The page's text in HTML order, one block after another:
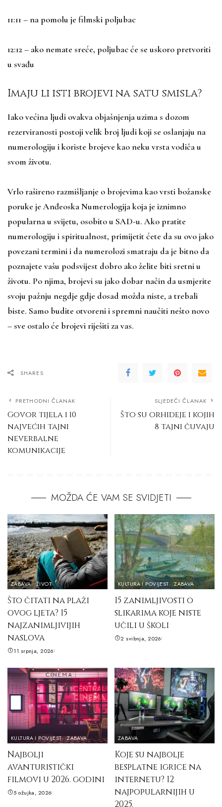
11:11 – na pomolu je filmski poljubac
12:12 – ako nemate sreće, poljubac će se uskoro pretvoriti
u svađu
Imaju li isti brojevi na satu smisla?
Iako većina ljudi ovakva objašnjenja uzima s dozom
rezerviranosti postoji velik broj ljudi koji se oslanjaju na
numerologiju i koriste brojeve kao neku vrsta vodiča u
svom životu.
Vrlo rašireno razmišljanje o brojevima kao vrsti božanske
poruke je Anđeoska Numerologija koja je iznimno
popularna u svijetu, osobito u SAD-u. Ako pratite
numerologiju i spiritualnost, primijetit ćete da su ovo jako
povezani termini i da numerolozi smatraju da je bitno da
poznajete vašu podsvijest dobro ako želite biti sretni u
životu. Po njima, brojevi su jako dobar način da usmjerite
svoju pažnju negdje gdje dosad možda niste, a trebali
biste. Samo budite otvoreni i spremni naučiti nešto novo
– sve ostalo će brojevi riješiti za vas.
SHARES
PRETHODNI ČLANAK
Govor tijela i 10
najvećih tajni
neverbalne
komunikacije
SLJEDEĆI ČLANAK
Što su orhideje i kojih
8 tajni čuvaju
MOŽDA ĆE VAM SE SVIDJETI
ZABAVA ŽIVOT
Što čitati na plaži
ovog ljeta? 15
najzanimljivijih
naslova
11 srpnja, 2026
KULTURA I POVIJEST ZABAVA
15 zanimljivosti o
slikarima koje niste
učili u školi
2 svibnja, 2026
KULTURA I POVIJEST ZABAVA
Najbolji
avanturistički
filmovi u 2026. godini
5 ožujka, 2026
ZABAVA
Koje su najbolje
besplatne igrice na
internetu? 12
najpopularnijih u
2025.